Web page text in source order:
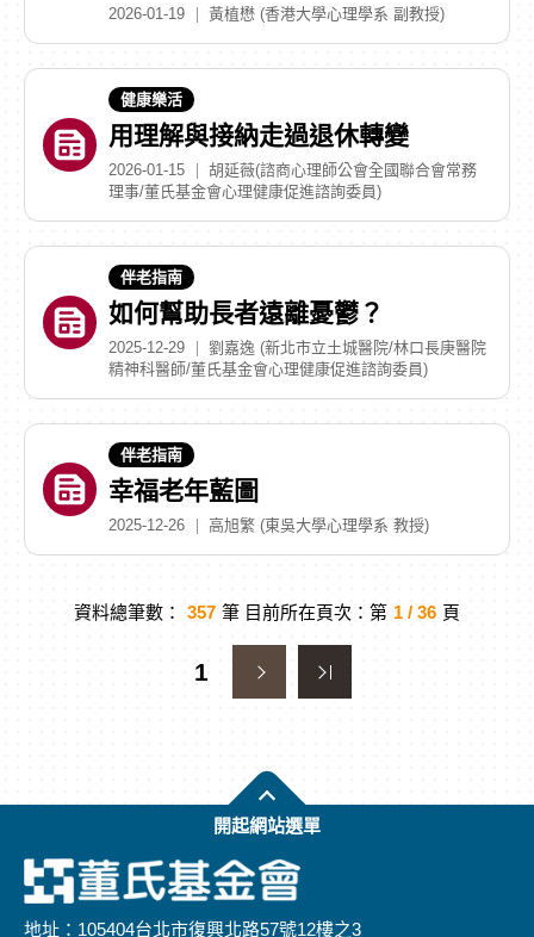
2026-01-19 黃植懋 (香港大學心理學系 副教授)
健康樂活
用理解與接納走過退休轉變
2026-01-15
胡延薇(諮商心理師公會全國聯合會常務
理事/董氏基金會心理健康促進諮詢委員)
伴老指南
如何幫助長者遠離憂鬱？
2025-12-29
劉嘉逸 (新北市立土城醫院/林口長庚醫院
精神科醫師/董氏基金會心理健康促進諮詢委員)
伴老指南
幸福老年藍圖
2025-12-26 高旭繁 (東吳大學心理學系 教授)
資料總筆數： 357 筆 目前所在頁次：第 1 / 36 頁
1
開起網站選單
董
氏
基
金
地址：105404台北市復興北路57號12樓之3